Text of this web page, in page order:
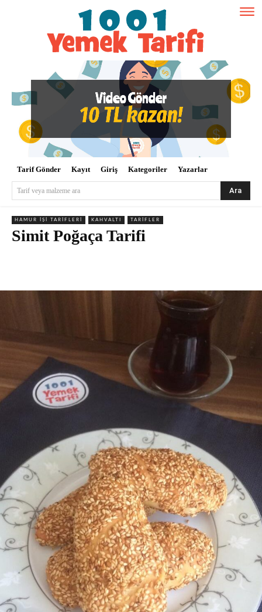
Tarif Gönder Kayıt Giriş Kategoriler Yazarlar
Tarif veya malzeme ara Ara
HAMUR İŞI TARIFLERI KAHVALTI TARIFLER
Simit Poğaça Tarifi